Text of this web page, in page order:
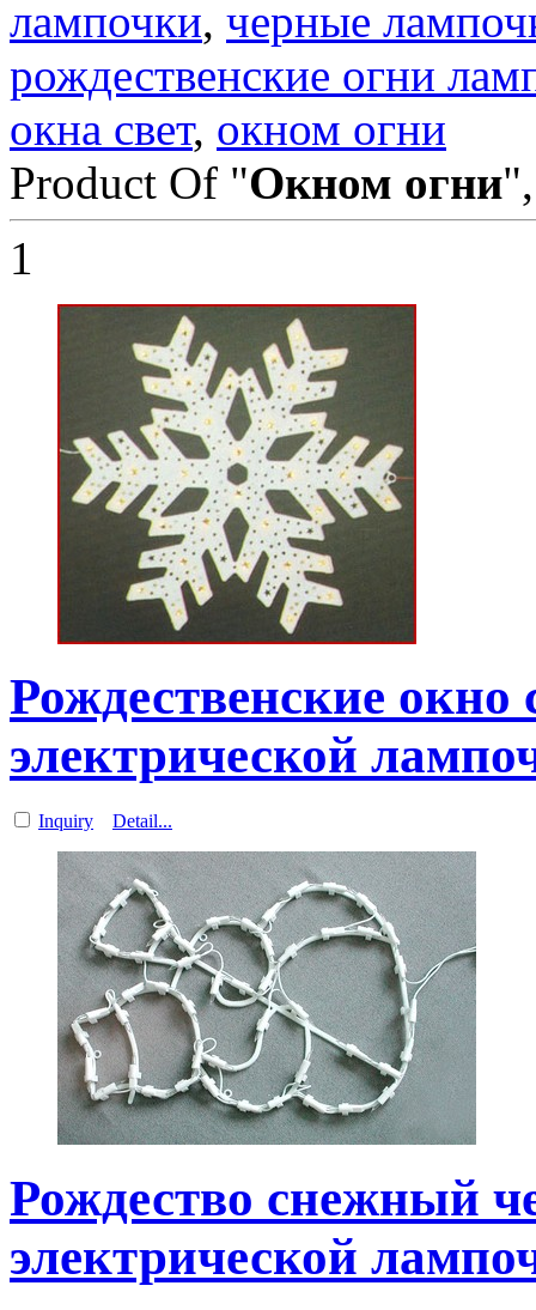
лампочки, черные
рождественские огни
окна свет, окном огни
Product Of "Окном огни
1
Рождественские окно
электрической
Inquiry Detail...
Рождество снежный
электрической